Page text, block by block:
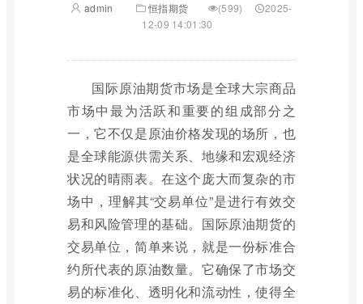
admin 恒指期货 (599)
2025-
12-09 14:01:30
国际原油期货市场是全球大宗商品
市场中最为活跃和重要的组成部分之
一，它不仅是原油价格发现的场所，也
是全球能源供需关系、地缘和宏观经济
状况的晴雨表。在这个庞大而复杂的市
场中，理解其“交易单位”是进行有效交
易和风险管理的基础。国际原油期货的
交易单位，简单来说，就是一份标准合
约所代表的原油数量。它确保了市场交
易的标准化、透明化和流动性，使得全